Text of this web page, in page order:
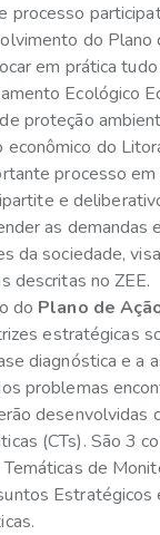
processo
do Plano
em prática
Ecológico
proteção
do
processo em
e
as demandas
da sociedade,
descritas no ZEE.
do Plano de
estratégicas
diagnóstica e a
problemas
desenvolvidas
(CTs). São 3
de
Estratégicos